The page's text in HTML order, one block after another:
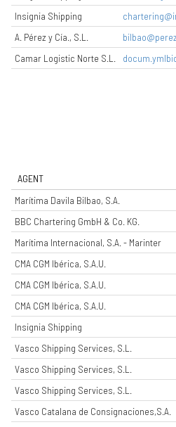
Insignia Shipping
A. Pérez y Cía., S.L.
Camar Logistic Norte S.L.
AGENT
Marítima Davila Bilbao, S.A.
BBC Chartering GmbH & Co. KG.
Marítima Internacional, S.A. - Marinter
CMA CGM Ibérica, S.A.U.
CMA CGM Ibérica, S.A.U.
CMA CGM Ibérica, S.A.U.
Insignia Shipping
Vasco Shipping Services, S.L.
Vasco Shipping Services, S.L.
Vasco Shipping Services, S.L.
Vasco Catalana de Consignaciones,S.A.